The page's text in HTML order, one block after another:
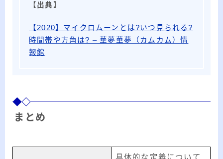
【 出典 】
【2020】マイクロムーンとは?いつ見られる?
時間帯や方角は? – 華夢華夢（カムカム）情
報館
まとめ
具体的な定義について